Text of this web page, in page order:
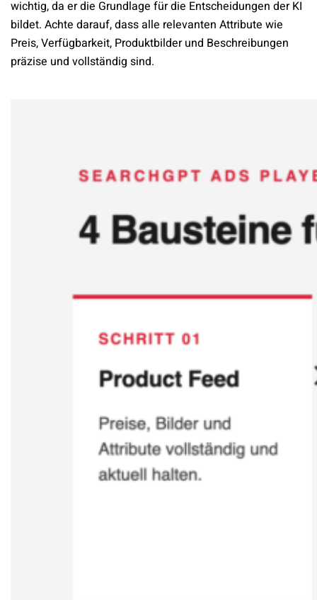
wichtig, da er die Grundlage für die Entscheidungen der KI
bildet. Achte darauf, dass alle relevanten Attribute wie
Preis, Verfügbarkeit, Produktbilder und Beschreibungen
präzise und vollständig sind.